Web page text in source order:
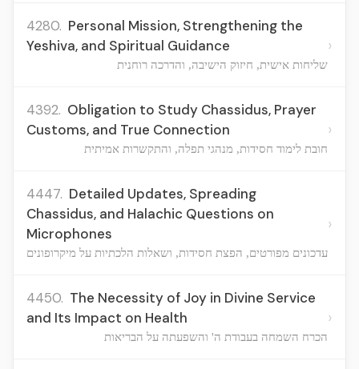
4280. Personal Mission, Strengthening the
Yeshiva, and Spiritual Guidance
שליחות אישית, חיזוק הישיבה, והדרכה רוחנית
›
4392. Obligation to Study Chassidus, Prayer
Customs, and True Connection
חובת לימוד חסידות, מנהגי תפלה, והתקשרות אמיתית
›
4447. Detailed Updates, Spreading
Chassidus, and Halachic Questions on
Microphones
עדכונים מפורטים, הפצת חסידות, ושאלות הלכתיות על מיקרופונים
›
4450. The Necessity of Joy in Divine Service
and Its Impact on Health
הכרח השמחה בעבודת ה' והשפעתה על הבריאות
›